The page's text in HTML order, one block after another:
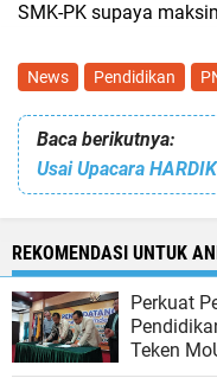
SMK-PK supaya
News Pendidikan
Baca berikutnya:
REKOMENDASI UNTUK
Perkuat
Teken